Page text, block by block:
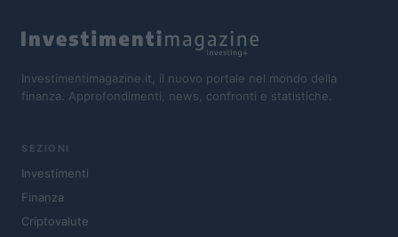
Investimentimagazine.it, il nuovo portale nel mondo della
finanza. Approfondimenti, news, confronti e statistiche.
SEZIONI
Investimenti
Finanza
Criptovalute